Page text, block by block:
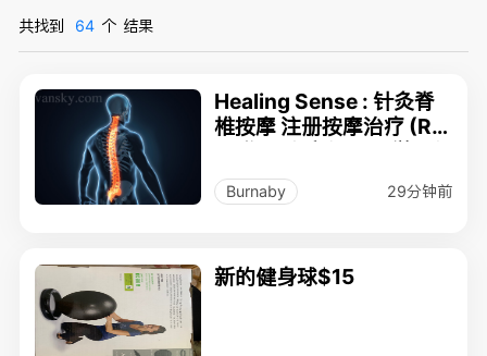
共找到 64 个 结果
Healing Sense : 针灸脊
椎按摩 注册按摩治疗 (RM
受保险索赔)
Burnaby 29分钟前
新的健身球$15